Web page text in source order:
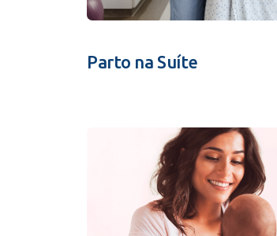
Parto na Suíte